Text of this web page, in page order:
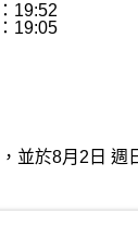
19:52
19:05
並於8月2日